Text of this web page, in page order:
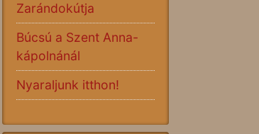
Zarándokútja
Búcsú a Szent Anna-
kápolnánál
Nyaraljunk itthon!